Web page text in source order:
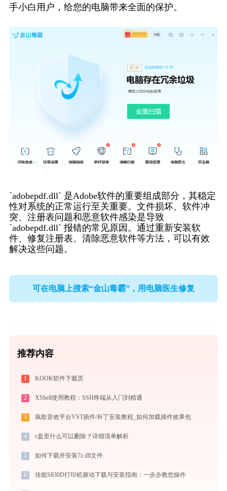
手小白用户，给您的电脑带来全面的保护。
`adobepdf.dll` 是Adobe软件的重要组成部分，其稳定
性对系统的正常运行至关重要。文件损坏、软件冲
突、注册表问题和恶意软件感染是导致
`adobepdf.dll` 报错的常见原因。通过重新安装软
件、修复注册表、清除恶意软件等方法，可以有效
解决这些问题。
可在电脑上搜索“金山毒霸”，用电脑医生修复
推荐内容
1 KOOK软件下载页
2 XShell使用教程：SSH终端从入门到精通
3 疯歌音效平台VST插件/补丁安装教程_如何加载插件效果包
4 c盘里什么可以删除？详细清单解析
5 如何下载并安装7z.dll文件
6 佳能S830D打印机驱动下载与安装指南：一步步教您操作